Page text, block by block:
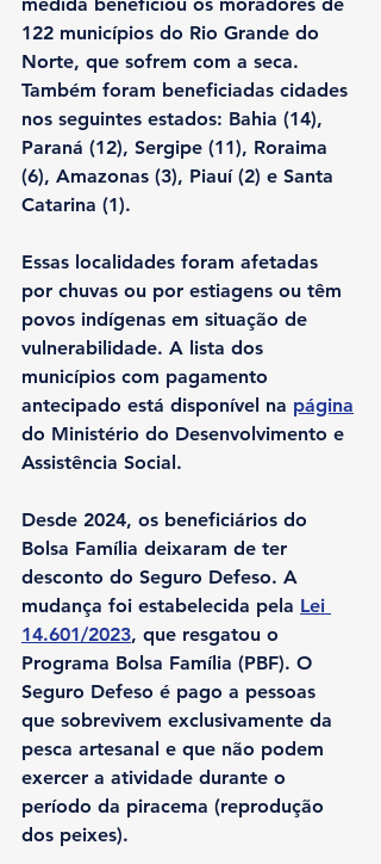
122 municípios do Rio Grande do
Norte, que sofrem com a seca.
Também foram beneficiadas cidades
nos seguintes estados: Bahia (14),
Paraná (12), Sergipe (11), Roraima
(6), Amazonas (3), Piauí (2) e Santa
Catarina (1).
Essas localidades foram afetadas
por chuvas ou por estiagens ou têm
povos indígenas em situação de
vulnerabilidade. A lista dos
municípios com pagamento
antecipado está disponível na página
do Ministério do Desenvolvimento e
Assistência Social.
Desde 2024, os beneficiários do
Bolsa Família deixaram de ter
desconto do Seguro Defeso. A
mudança foi estabelecida pela Lei
14.601/2023, que resgatou o
Programa Bolsa Família (PBF). O
Seguro Defeso é pago a pessoas
que sobrevivem exclusivamente da
pesca artesanal e que não podem
exercer a atividade durante o
período da piracema (reprodução
dos peixes).